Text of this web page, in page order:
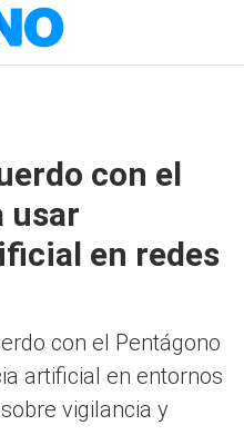
con el
usar
en redes
con el Pentágono
artificial en entornos
vigilancia y